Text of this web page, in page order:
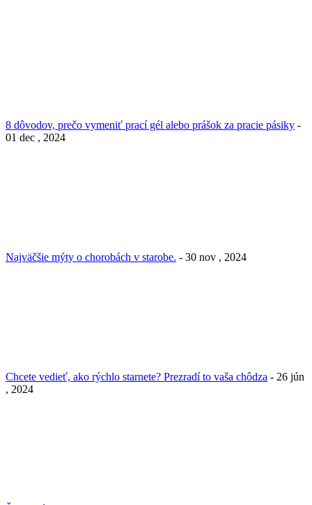
8 dôvodov, prečo vymeniť prací gél alebo prášok za pracie pásiky -
01 dec , 2024
Najväčšie mýty o chorobách v starobe. - 30 nov , 2024
Chcete vedieť, ako rýchlo starnete? Prezradí to vaša chôdza - 26 jún
, 2024